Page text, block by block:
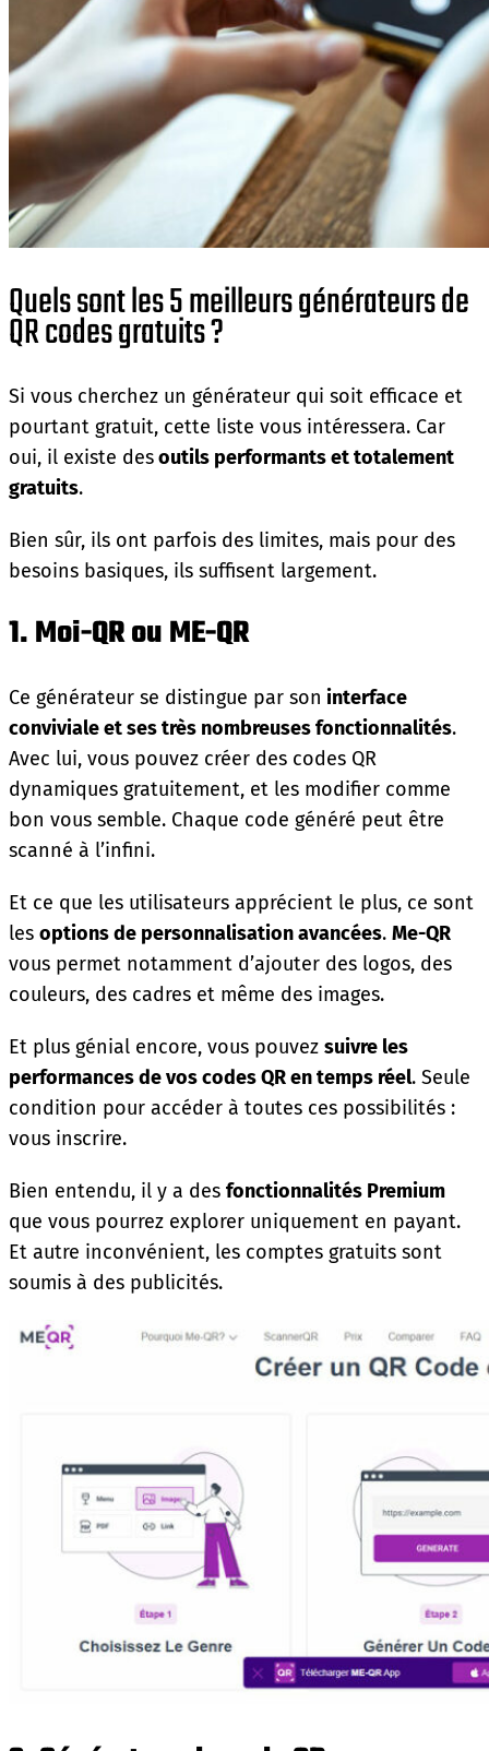
Quels sont les 5 meilleurs générateurs de
QR codes gratuits ?
Si vous cherchez un générateur qui soit efficace et
pourtant gratuit, cette liste vous intéressera. Car
oui, il existe desoutils performants et totalement
gratuits.
Bien sûr, ils ont parfois des limites, mais pour des
besoins basiques, ils suffisent largement.
1. Moi-QR ou ME-QR
Ce générateur se distingue par son interface
conviviale et ses très nombreuses fonctionnalités.
Avec lui, vous pouvez créer des codes QR
dynamiques gratuitement, et les modifier comme
bon vous semble. Chaque code généré peut être
scanné à l’infini.
Et ce que les utilisateurs apprécient le plus, ce sont
les options de personnalisation avancées. Me-QR
vous permet notamment d’ajouter des logos, des
couleurs, des cadres et même des images.
Et plus génial encore, vous pouvez suivre les
performances de vos codes QR en temps réel. Seule
condition pour accéder à toutes ces possibilités :
vous inscrire.
Bien entendu, il y a des fonctionnalités Premium
que vous pourrez explorer uniquement en payant.
Et autre inconvénient, les comptes gratuits sont
soumis à des publicités.